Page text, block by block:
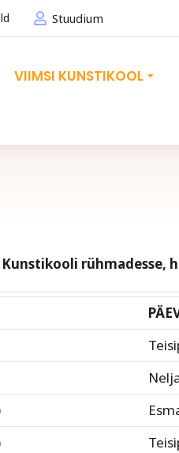
Stuudium
VIIMSI KUNSTIKOOL
rühmadesse,